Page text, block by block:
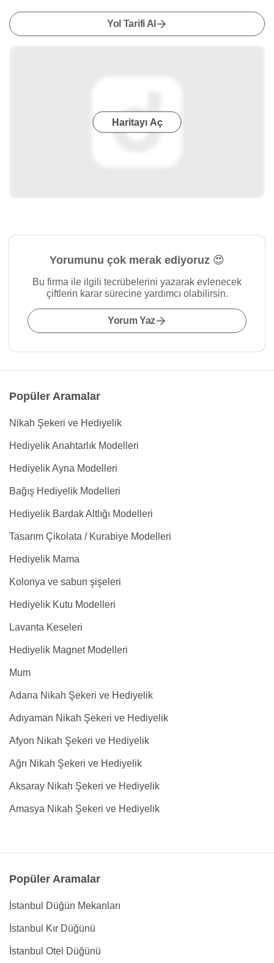
Yol Tarifi Al
Haritayı Aç
Yorumunu çok merak ediyoruz 😍
Bu firma ile ilgili tecrübelerini yazarak evlenecek
çiftlerin karar sürecine yardımcı olabilirsin.
Yorum Yaz
Popüler Aramalar
Nikah Şekeri ve Hediyelik
Hediyelik Anahtarlık Modelleri
Hediyelik Ayna Modelleri
Bağış Hediyelik Modelleri
Hediyelik Bardak Altlığı Modelleri
Tasarım Çikolata / Kurabiye Modelleri
Hediyelik Mama
Kolonya ve sabun şişeleri
Hediyelik Kutu Modelleri
Lavanta Keseleri
Hediyelik Magnet Modelleri
Mum
Adana Nikah Şekeri ve Hediyelik
Adıyaman Nikah Şekeri ve Hediyelik
Afyon Nikah Şekeri ve Hediyelik
Ağrı Nikah Şekeri ve Hediyelik
Aksaray Nikah Şekeri ve Hediyelik
Amasya Nikah Şekeri ve Hediyelik
Popüler Aramalar
İstanbul Düğün Mekanları
İstanbul Kır Düğünü
İstanbul Otel Düğünü